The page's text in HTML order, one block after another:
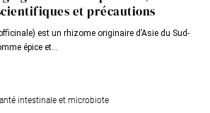
et précautions
est un rhizome originaire d’Asie du Sud-
épice et...